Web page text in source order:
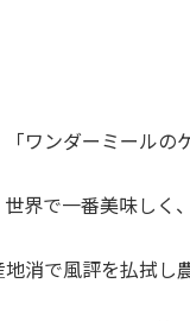
ミールのケー
美味しく、福
を払拭し農林